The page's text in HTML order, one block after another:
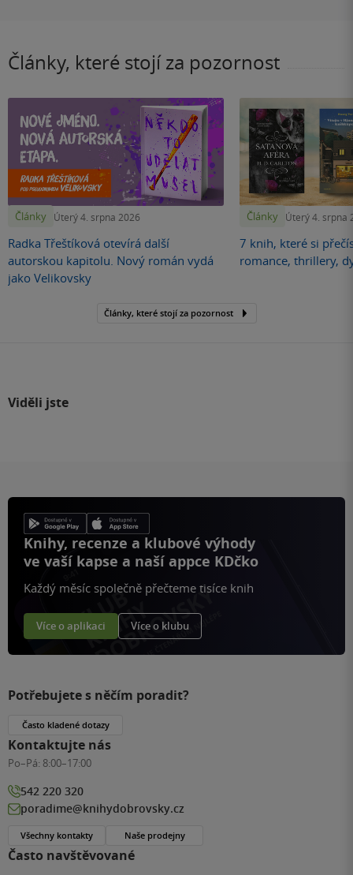
neprobojoval se do této dvacítky, přeji mu, aby se zadařilo
někdy příště, a doufám, že se psaní nevzdá a nenechá se
odradit, jednou to totiž vyjde. Rozhodně kvituji více
takovýchto projektů, které začínajícím českým autorům
dávají šanci ukázat, co v nich je.
Články, které stojí za pozornost
Články Úterý 4. srpna 2026
Radka Třeštíková otevírá další
autorskou kapitolu. Nový román vydá
jako Velikovsky
Články Úterý 4. srpna
7 knih, které si
romance, thrillery,
Články, které stojí za pozornost
Viděli jste
Knihy, recenze a klubové výhody
ve vaší kapse a naší appce KDčko
Každý měsíc společně přečteme tisíce knih
Více o aplikaci Více o klubu
Často navštěvované
Potřebujete s něčím poradit?
Často kladené dotazy
Kontaktujte nás
Po–Pá: 8:00–17:00
542 220 320
poradime@knihydobrovsky.cz
Všechny kontakty Naše prodejny